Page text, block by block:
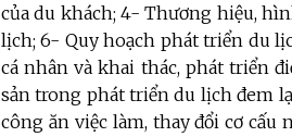
của du khách; 4- Thương hiệu,
lịch; 6- Quy hoạch phát triển du
cá nhân và khai thác, phát triển
sản trong phát triển du lịch đem
công ăn việc làm, thay đổi cơ cấu